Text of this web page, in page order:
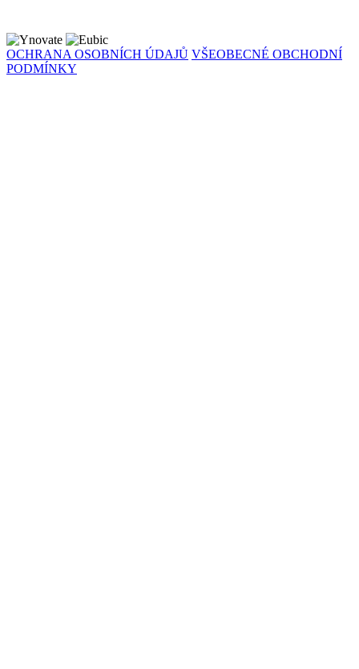
OCHRANA OSOBNÍCH ÚDAJŮ VŠEOBECNÉ OBCHODNÍ
PODMÍNKY